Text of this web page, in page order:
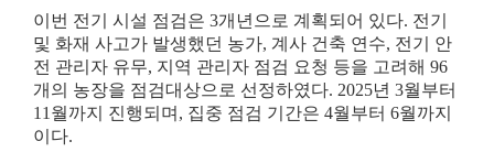
이번 전기 시설 점검은 3개년으로 계획되어 있다. 전기
및 화재 사고가 발생했던 농가, 계사 건축 연수, 전기 안
전 관리자 유무, 지역 관리자 점검 요청 등을 고려해 96
개의 농장을 점검대상으로 선정하였다. 2025년 3월부터
11 월까지 진행되며 , 집중 점검 기간은 4월부터 6월까지
이다.